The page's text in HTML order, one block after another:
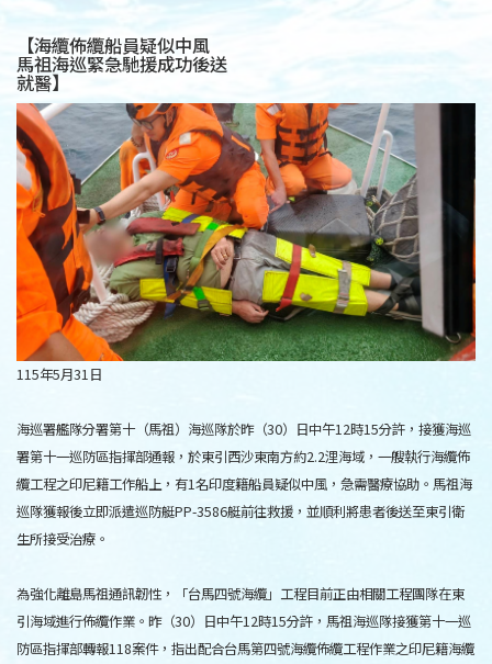
【海纜佈纜船員疑似中風
馬祖海巡緊急馳援成功後送
就醫】
115年5月31日
海巡署艦隊分署第十（馬祖）海巡隊於昨（30）日中午12時15分許，接獲海巡
署第十一巡防區指揮部通報，於東引西沙東南方約2.2浬海域，一艘執行海纜佈
纜工程之印尼籍工作船上，有1名印度籍船員疑似中風，急需醫療協助。馬祖海
巡隊獲報後立即派遣巡防艇PP-3586艇前往救援，並順利將患者後送至東引衛
生所接受治療。
為強化離島馬祖通訊韌性，「台馬四號海纜」工程目前正由相關工程團隊在東
引海域進行佈纜作業。昨（30）日中午12時15分許，馬祖海巡隊接獲第十一巡
防區指揮部轉報118案件，指出配合台馬第四號海纜佈纜工程作業之印尼籍海纜